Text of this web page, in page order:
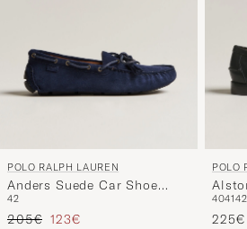
POLO RALPH LAUREN
Anders Suede Car Shoe
Hunter Navy
42
Regulärer Preis
205€ Reduzierter Preis
123€
POLO
Calf
404142
225€